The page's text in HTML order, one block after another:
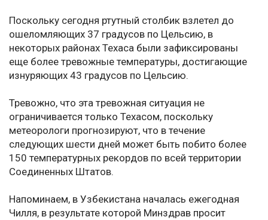
Поскольку сегодня ртутный столбик взлетел до
ошеломляющих 37 градусов по Цельсию, в
некоторых районах Техаса были зафиксированы
еще более тревожные температуры, достигающие
изнуряющих 43 градусов по Цельсию.
Тревожно, что эта тревожная ситуация не
ограничивается только Техасом, поскольку
метеорологи прогнозируют, что в течение
следующих шести дней может быть побито более
150 температурных рекордов по всей территории
Соединенных Штатов.
Напоминаем, в Узбекистана началась ежегодная
Чилля, в результате которой Минздрав просит